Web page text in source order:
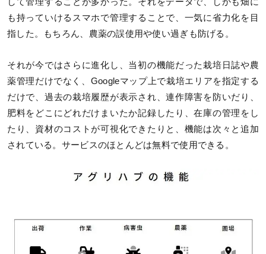
も持っていけるスマホで管理することで、一気に省力化を目
指した。もちろん、農薬の誤使用や使い過ぎも防げる。
それが今ではさらに進化し、当初の機能だった栽培日誌や農
薬管理だけでなく、Googleマップ上で栽培エリアを指定する
だけで、過去の栽培履歴が表示され、連作障害を防いだり、
肥料をどこにどれだけまいたか記録したり、在庫の管理をし
たり、資材のコストが可視化できたりと、機能は次々と追加
されている。サービスのほとんどは無料で使用できる。